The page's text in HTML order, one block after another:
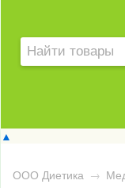
▲
ООО Диетика →